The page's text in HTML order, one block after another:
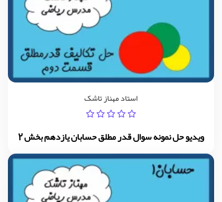
استاد مهناز تاشک
ویدیو حل نمونه سوال قدر مطلق حسابان یازدهم بخش 2